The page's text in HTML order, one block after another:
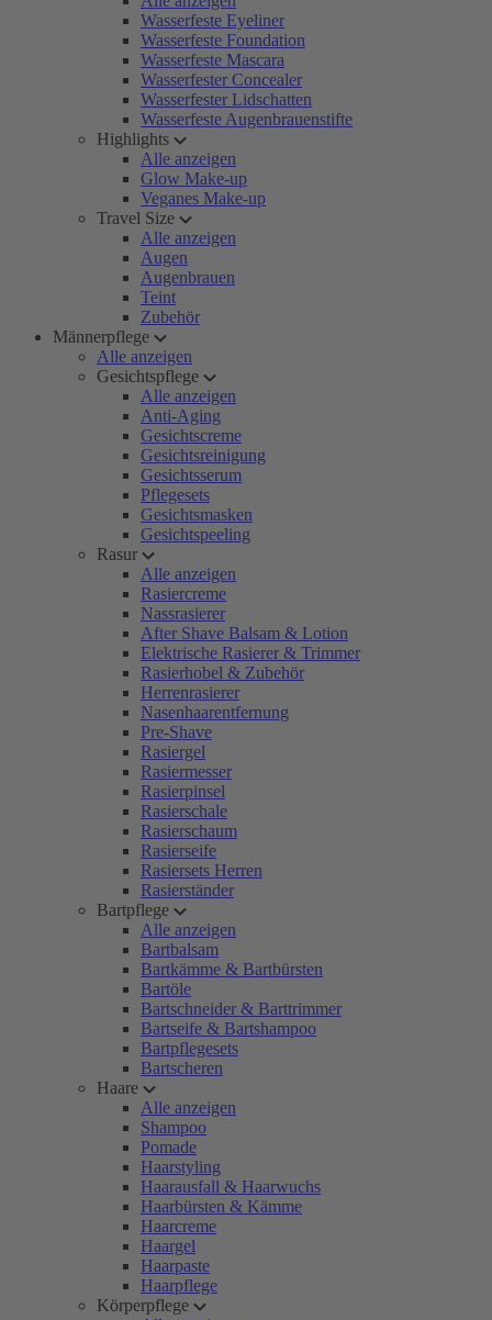
Wasserfeste Eyeliner
Wasserfeste Foundation
Wasserfeste Mascara
Wasserfester Concealer
Wasserfester Lidschatten
Wasserfeste Augenbrauenstifte
Highlights
Alle anzeigen
Glow Make-up
Veganes Make-up
Travel Size
Alle anzeigen
Augen
Augenbrauen
Teint
Zubehör
Männerpflege
Alle anzeigen
Gesichtspflege
Alle anzeigen
Anti-Aging
Gesichtscreme
Gesichtsreinigung
Gesichtsserum
Pflegesets
Gesichtsmasken
Gesichtspeeling
Rasur
Alle anzeigen
Rasiercreme
Nassrasierer
After Shave Balsam & Lotion
Elektrische Rasierer & Trimmer
Rasierhobel & Zubehör
Herrenrasierer
Nasenhaarentfernung
Pre-Shave
Rasiergel
Rasiermesser
Rasierpinsel
Rasierschale
Rasierschaum
Rasierseife
Rasiersets Herren
Rasierständer
Bartpflege
Alle anzeigen
Bartbalsam
Bartkämme & Bartbürsten
Bartöle
Bartschneider & Barttrimmer
Bartseife & Bartshampoo
Bartpflegesets
Bartscheren
Haare
Alle anzeigen
Shampoo
Pomade
Haarstyling
Haarausfall & Haarwuchs
Haarbürsten & Kämme
Haarcreme
Haargel
Haarpaste
Haarpflege
Körperpflege